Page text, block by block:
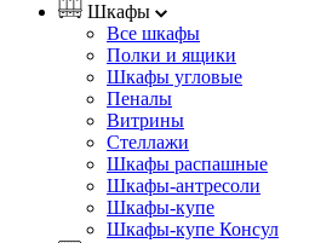
Шкафы
Все шкафы
Полки и ящики
Шкафы угловые
Пеналы
Витрины
Стеллажи
Шкафы распашные
Шкафы-антресоли
Шкафы-купе
Шкафы-купе Консул